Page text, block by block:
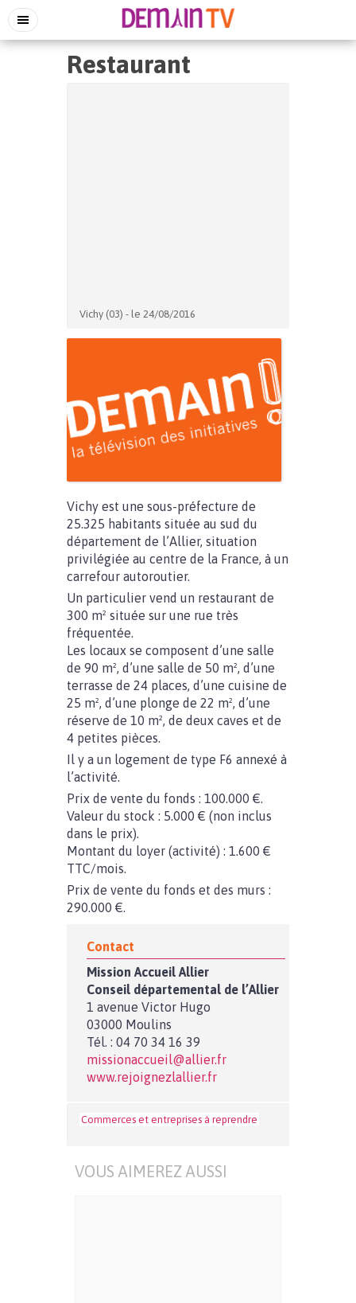
Restaurant
Vichy (03) - le 24/08/2016
Vichy est une sous-préfecture de
25.325 habitants située au sud du
département de l’Allier, situation
privilégiée au centre de la France, à un
carrefour autoroutier.
Un particulier vend un restaurant de
300 m² située sur une rue très
fréquentée.
Les locaux se composent d’une salle
de 90 m², d’une salle de 50 m², d’une
terrasse de 24 places, d’une cuisine de
25 m², d’une plonge de 22 m², d’une
réserve de 10 m², de deux caves et de
4 petites pièces.
Il y a un logement de type F6 annexé à
l’activité.
Prix de vente du fonds : 100.000 €.
Valeur du stock : 5.000 € (non inclus
dans le prix).
Montant du loyer (activité) : 1.600 €
TTC/mois.
Prix de vente du fonds et des murs :
290.000 €.
Contact
Mission Accueil Allier
Conseil départemental de l’Allier
1 avenue Victor Hugo
03000 Moulins
Tél. : 04 70 34 16 39
missionaccueil@allier.fr
www.rejoignezlallier.fr
Commerces et entreprises à reprendre
VOUS AIMEREZ AUSSI